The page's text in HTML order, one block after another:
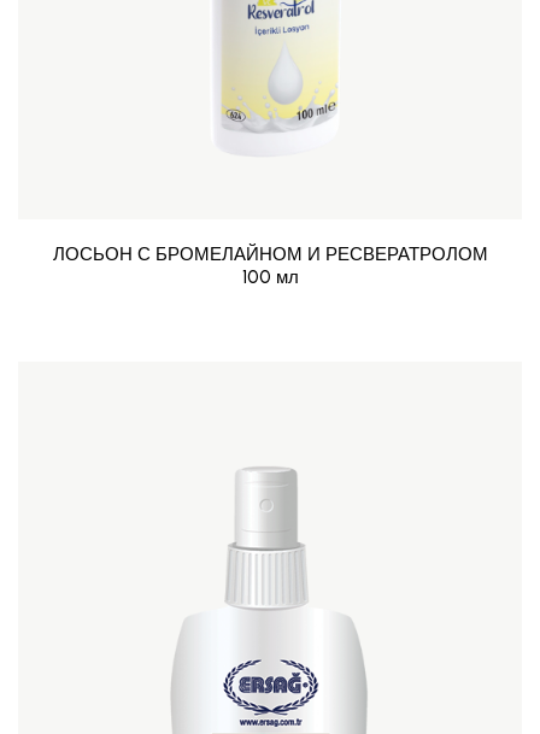
ЛОСЬОН С БРОМЕЛАЙНОМ И РЕСВЕРАТРОЛОМ
100 мл